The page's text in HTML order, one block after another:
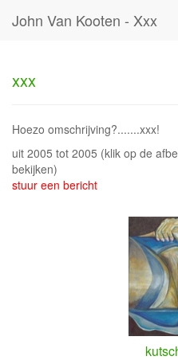
John Van Kooten - Xxx
xxx
Hoezo omschrijving?.......xxx!
uit 2005 tot 2005 (klik op de
bekijken)
stuur een bericht